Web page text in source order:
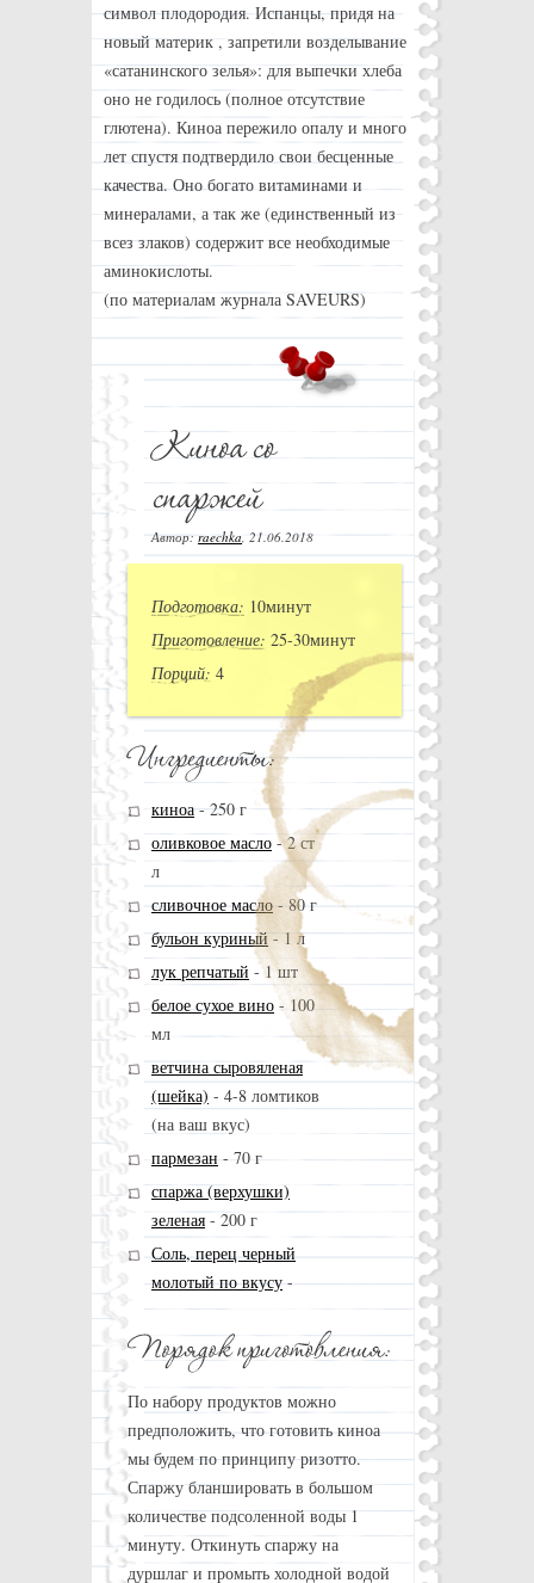
символ плодородия. Испанцы, придя на
новый материк , запретили возделывание
«сатанинского зелья»: для выпечки хлеба
оно не годилось (полное отсутствие
глютена). Киноа пережило опалу и много
лет спустя подтвердило свои бесценные
качества. Оно богато витаминами и
минералами, а так же (единственный из
всез злаков) содержит все необходимые
аминокислоты.
(по материалам журнала SAVEURS)
Автор: raechka, 21.06.2018
Подготовка: 10минут
Приготовление: 25-30минут
Порций: 4
киноа-250 г
оливковое масло-2 ст
л
сливочное масло- 80 г
бульон куриный -1 л
лук репчатый -1 шт
белое сухое вино- 100
мл
ветчина сыровяленая
(шейка) - 4-8 ломтиков
(на ваш вкус)
пармезан - 70 г
спаржа (верхушки)
зеленая- 200 г
Соль, перец черный
молотый по вкусу-
По набору продуктов можно
предположить, что готовить киноа
мы будем по принципу ризотто.
Спаржу бланшировать в большом
количестве подсоленной воды 1
минуту. Откинуть спаржу на
дуршлаг и промыть холодной водой